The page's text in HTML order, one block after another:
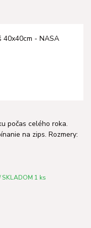
počas celého roka.
na zips. Rozmery:
1 ks